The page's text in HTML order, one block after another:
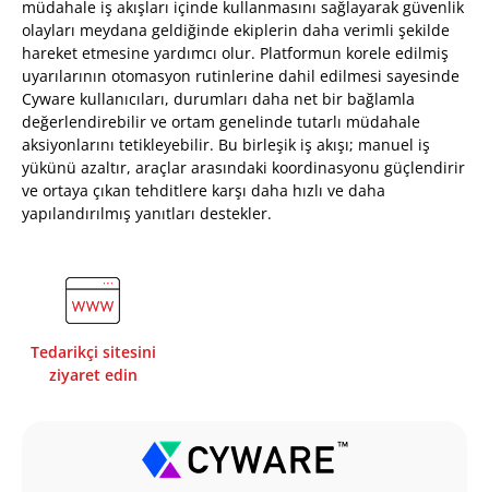
müdahale iş akışları içinde kullanmasını sağlayarak güvenlik
olayları meydana geldiğinde ekiplerin daha verimli şekilde
hareket etmesine yardımcı olur. Platformun korele edilmiş
uyarılarının otomasyon rutinlerine dahil edilmesi sayesinde
Cyware kullanıcıları, durumları daha net bir bağlamla
değerlendirebilir ve ortam genelinde tutarlı müdahale
aksiyonlarını tetikleyebilir. Bu birleşik iş akışı; manuel iş
yükünü azaltır, araçlar arasındaki koordinasyonu güçlendirir
ve ortaya çıkan tehditlere karşı daha hızlı ve daha
yapılandırılmış yanıtları destekler.
Tedarikçi sitesini
ziyaret edin